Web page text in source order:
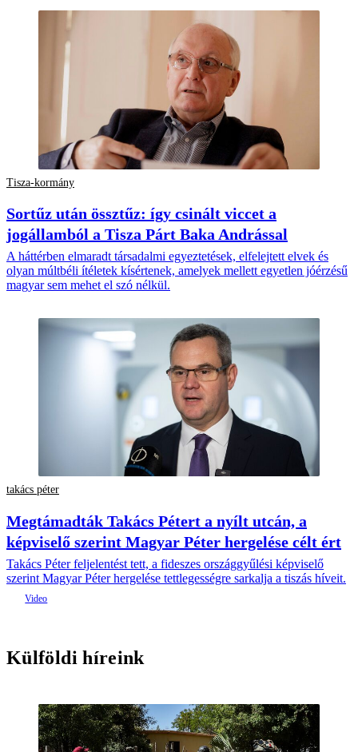
Tisza-kormány
Sortűz után össztűz: így csinált viccet a
jogállamból a Tisza Párt Baka Andrással
A háttérben elmaradt társadalmi egyeztetések, elfelejtett elvek és
olyan múltbéli ítéletek kísértenek, amelyek mellett egyetlen jóérzésű
magyar sem mehet el szó nélkül.
takács péter
Megtámadták Takács Pétert a nyílt utcán, a
képviselő szerint Magyar Péter hergelése célt ért
Takács Péter feljelentést tett, a fideszes országgyűlési képviselő
szerint Magyar Péter hergelése tettlegességre sarkalja a tiszás híveit.
Külföldi híreink